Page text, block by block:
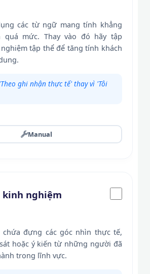
các từ ngữ mang tính khẳng
quá mức. Thay vào đó hãy tập
tập thể để tăng tính khách
ghi nhận thực tế' thay vì 'Tôi
Manual
kinh nghiệm
chứa đựng các góc nhìn thực tế,
hoặc ý kiến từ những người đã
trong lĩnh vực.